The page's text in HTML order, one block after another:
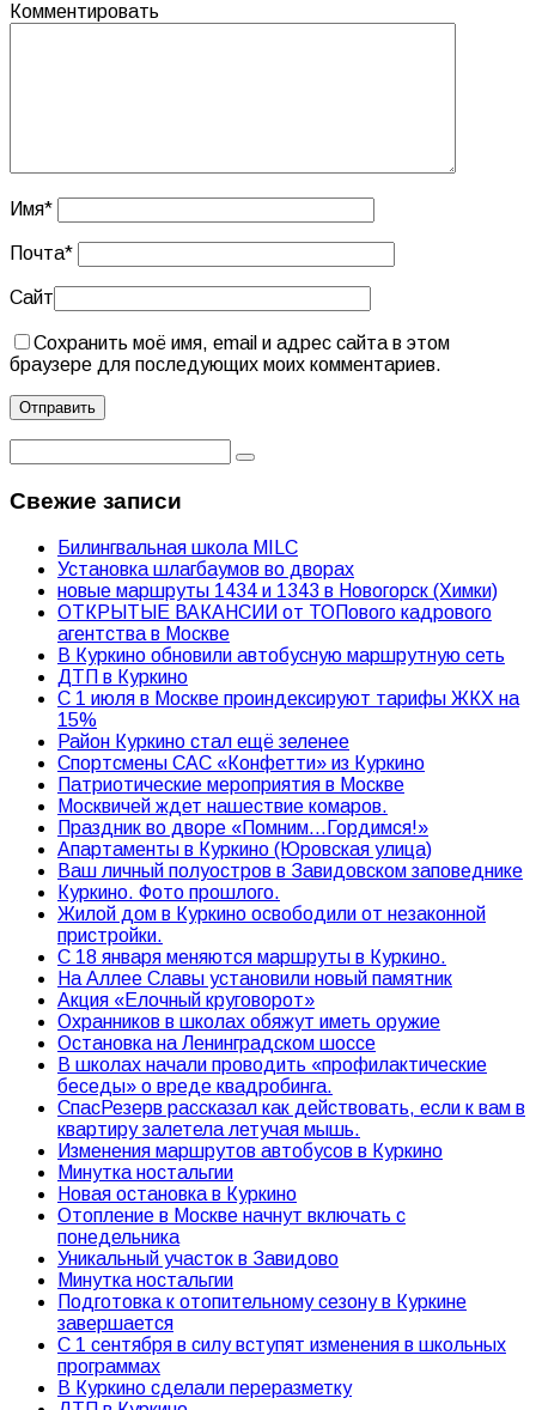
Комментировать
Имя*
Почта*
Сайт
Сохранить моё имя, email и адрес сайта в этом
браузере для последующих моих комментариев.
Свежие записи
Билингвальная школа MILC
Установка шлагбаумов во дворах
новые маршруты 1434 и 1343 в Новогорск (Химки)
ОТКРЫТЫЕ ВАКАНСИИ от ТОПового кадрового
агентства в Москве
В Куркино обновили автобусную маршрутную сеть
ДТП в Куркино
С 1 июля в Москве проиндексируют тарифы ЖКХ на
15%
Район Куркино стал ещё зеленее
Спортсмены САС «Конфетти» из Куркино
Патриотические мероприятия в Москве
Москвичей ждет нашествие комаров.
Праздник во дворе «Помним…Гордимся!»
Апартаменты в Куркино (Юровская улица)
Ваш личный полуостров в Завидовском заповеднике
Куркино. Фото прошлого.
Жилой дом в Куркино освободили от незаконной
пристройки.
С 18 января меняются маршруты в Куркино.
На Аллее Славы установили новый памятник
Акция «Елочный круговорот»
Охранников в школах обяжут иметь оружие
Остановка на Ленинградском шоссе
В школах начали проводить «профилактические
беседы» о вреде квадробинга.
СпасРезерв рассказал как действовать, если к вам в
квартиру залетела летучая мышь.
Изменения маршрутов автобусов в Куркино
Минутка ностальгии
Новая остановка в Куркино
Отопление в Москве начнут включать с
понедельника
Уникальный участок в Завидово
Минутка ностальгии
Подготовка к отопительному сезону в Куркине
завершается
С 1 сентября в силу вступят изменения в школьных
программах
В Куркино сделали переразметку